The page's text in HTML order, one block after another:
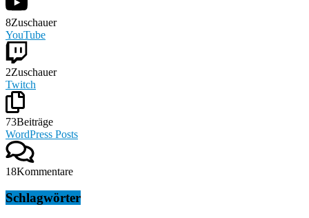
8Zuschauer
YouTube
2Zuschauer
Twitch
73Beiträge
WordPress Posts
18Kommentare
Schlagwörter